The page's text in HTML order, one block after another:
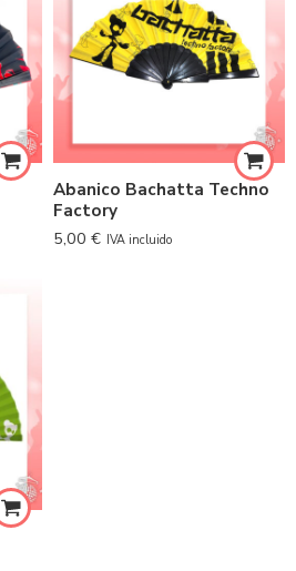
Abanico Bachatta Techno
Factory
5,00 € IVA incluido